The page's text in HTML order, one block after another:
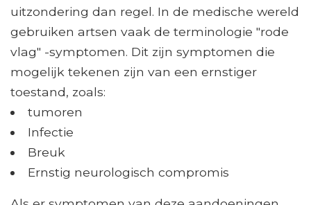
uitzondering dan regel. In de medische wereld
gebruiken artsen vaak de terminologie "rode
vlag" -symptomen. Dit zijn symptomen die
mogelijk tekenen zijn van een ernstiger
toestand, zoals:
tumoren
Infectie
Breuk
Ernstig neurologisch compromis